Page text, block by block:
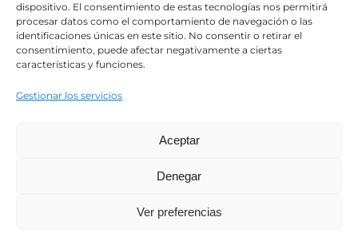
dispositivo. El consentimiento de estas tecnologías nos permitirá
procesar datos como el comportamiento de navegación o las
identificaciones únicas en este sitio. No consentir o retirar el
consentimiento, puede afectar negativamente a ciertas
características y funciones.
Gestionar los servicios
Aceptar
Denegar
Ver preferencias
Pol. Ind. “Ciudad del Automóvil”
28914- Leganés (Madrid)
TRABAJA CON NOSOTROS
Copyright: 2020 . Viten Seguridad © 91 498 73 04